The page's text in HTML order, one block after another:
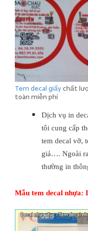
Tem decal giấychất
toàn miễn phí
Dịch vụ in
tôi cung cấp
tem decal vỡ,
giả…. Ngoài
thường in
Mẫu tem decal nhựa: